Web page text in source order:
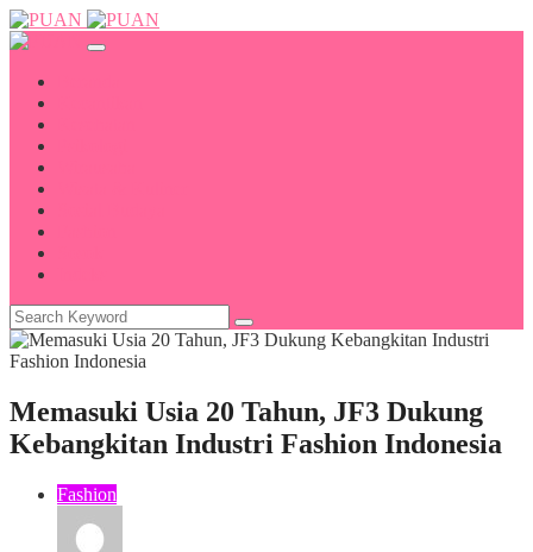
Memasuki Usia 20 Tahun, JF3 Dukung
Kebangkitan Industri Fashion Indonesia
Fashion